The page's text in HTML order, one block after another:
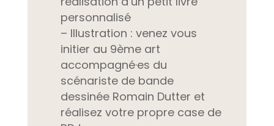
personnalisé
– Illustration : venez vous
initier au 9ème art
accompagné·es du
scénariste de bande
dessinée Romain Dutter et
réalisez votre propre case de